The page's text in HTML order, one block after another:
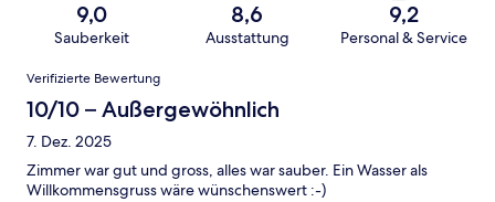
9,0
Sauberkeit
8,6
Ausstattung
9,2
Personal & Service
Bewertungen
Verifizierte Bewertung
10/10 – Außergewöhnlich
7. Dez. 2025
Zimmer war gut und gross, alles war sauber. Ein Wasser als
Willkommensgruss wäre wünschenswert :-)